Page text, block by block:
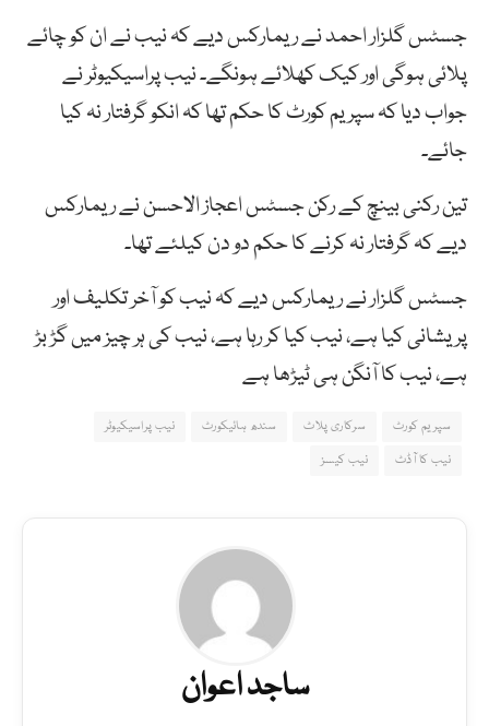
جسٹس گلزار احمد نے ریمارکس دیے کہ نیب نے ان کو چائے
پلائی ہوگی اور کیک کھلائے ہونگے۔ نیب پراسیکیوٹر نے
جواب دیا کہ سپریم کورٹ کا حکم تھا کہ انکو گرفتار نہ کیا
جائے۔
تین رکنی بینچ کے رکن جسٹس اعجاز الاحسن نے ریمارکس
دیے کہ گرفتار نہ کرنے کا حکم دو دن کیلئے تھا۔
جسٹس گلزار نے ریمارکس دیے کہ نیب کو آخر تکلیف اور
پریشانی کیا ہے، نیب کیا کر رہا ہے، نیب کی ہر چیز میں گڑ بڑ
ہے، نیب کا آنگن ہی ٹیڑھا ہے
سپریم کورٹ سرکاری پلاٹ سندھ ہائیکورٹ
نیب پراسیکیوٹر
نیب کا آڈٹ
نیب کیسز
ساجد اعوان